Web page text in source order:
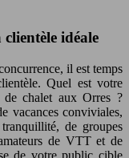
idéale
il est temps
Quel est votre
chalet aux Orres ?
vacances conviviales,
de groupes
de VTT et de
de votre public cible